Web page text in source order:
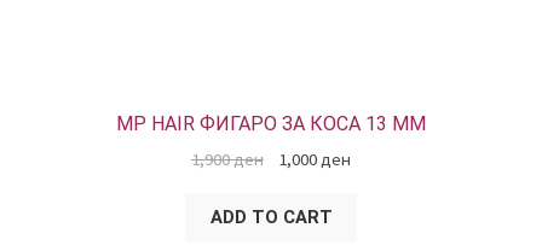
MP HAIR ФИГАРО ЗА КОСА 13 ММ
1,900ден 1,000ден
ADD TO CART